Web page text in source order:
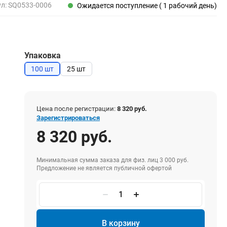
Клеи монтажные
Пистолеты для герметиков
Электрика и свет
Хомуты стяжки нейлоновые и стальные
Вилки электрические
Выключатели
Удлинители электрические
Фонари
SQ0533-0006 Ожидается поступление ( 1 рабочий день)
Упаковка
100 шт 25 шт
Цена после регистрации: 8 320 руб.
Зарегистрироваться
8 320 руб.
Минимальная сумма заказа для физ. лиц 3 000 руб.
Предложение не является публичной офертой
В корзину